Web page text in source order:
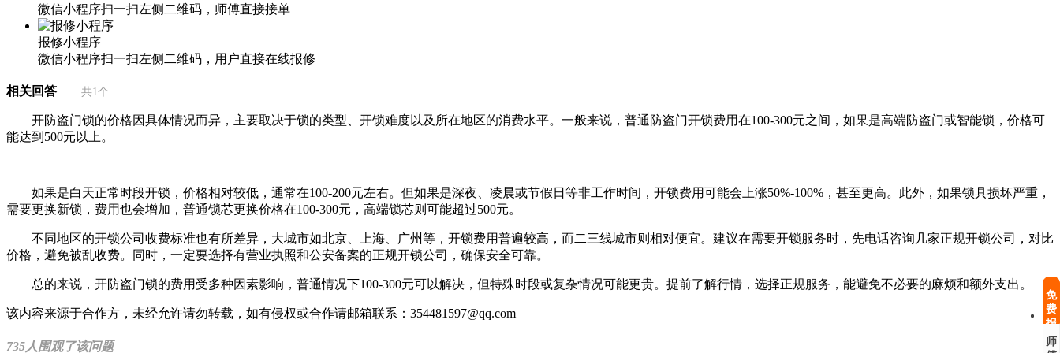
微信小程序扫一扫左侧二维码，师傅直接接单
报修小程序
微信小程序扫一扫左侧二维码，用户直接在线报修
相关回答 共1个
开防盗门锁的价格因具体情况而异，主要取决于锁的类型、开锁难度以及所在地区的消费水平。一般来说，普通防盗门开锁费用在100-300元之间，如果是高端防盗门或智能锁，价格可
能达到500元以上。
如果是白天正常时段开锁，价格相对较低，通常在100-200元左右。但如果是深夜、凌晨或节假日等非工作时间，开锁费用可能会上涨50%-100%，甚至更高。此外，如果锁具损坏严重，
需要更换新锁，费用也会增加，普通锁芯更换价格在100-300元，高端锁芯则可能超过500元。
不同地区的开锁公司收费标准也有所差异，大城市如北京、上海、广州等，开锁费用普遍较高，而二三线城市则相对便宜。建议在需要开锁服务时，先电话咨询几家正规开锁公司，对比
价格，避免被乱收费。同时，一定要选择有营业执照和公安备案的正规开锁公司，确保安全可靠。
总的来说，开防盗门锁的费用受多种因素影响，普通情况下100-300元可以解决，但特殊时段或复杂情况可能更贵。提前了解行情，选择正规服务，能避免不必要的麻烦和额外支出。
该内容来源于合作方，未经允许请勿转载，如有侵权或合作请邮箱联系：354481597@qq.com
735人围观了该问题
免
费
报
修
师